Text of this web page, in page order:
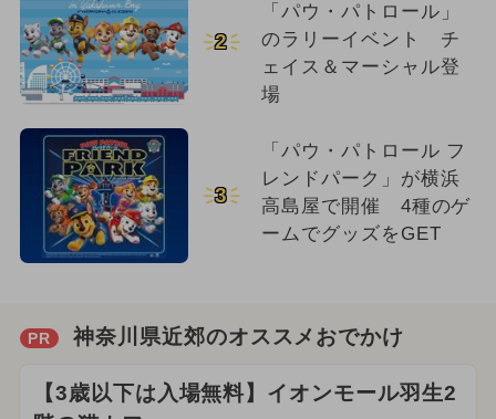
2
「パウ・パトロール」
のラリーイベント チ
ェイス＆マーシャル登
場
3
「パウ・パトロール フ
レンドパーク」が横浜
高島屋で開催 4種のゲ
ームでグッズをGET
PR 神奈川県近郊のオススメおでかけ
【3歳以下は入場無料】イオンモール羽生2